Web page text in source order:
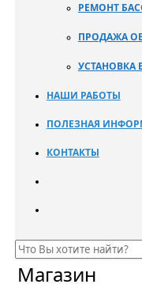
РЕМОНТ
ПРОДАЖА
УСТАНОВКА
НАШИ РАБОТЫ
ПОЛЕЗНАЯ
КОНТАКТЫ
Магазин